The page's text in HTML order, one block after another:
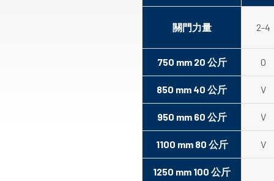
關門力量 2-4
750 mm 20 公斤 O
850 mm 40 公斤 V
950 mm 60 公斤 V
1100 mm 80 公斤 V
1250 mm 100 公斤